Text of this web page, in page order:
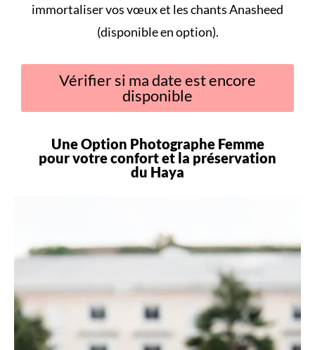
immortaliser vos vœux et les chants Anasheed
(disponible en option).
Vérifier si ma date est encore
disponible
Une Option Photographe Femme
pour votreconfortet la préservation
du Haya